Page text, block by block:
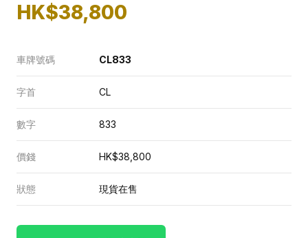
HK$38,800
車牌號碼 CL833
字首 CL
數字 833
價錢 HK$38,800
狀態 現貨在售